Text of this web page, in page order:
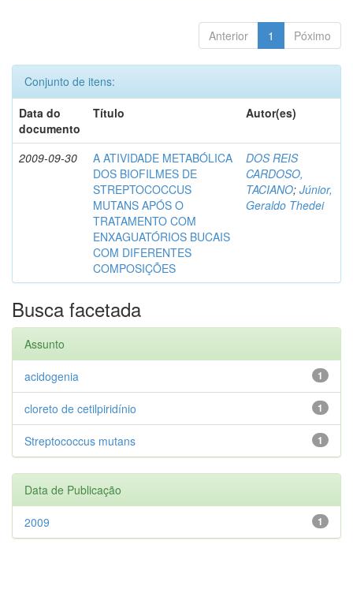
Anterior 1 Póximo
Conjunto de itens:
Data do
documento
Título Autor(es)
2009-09-30
A ATIVIDADE METABÓLICA
DOS BIOFILMES DE
STREPTOCOCCUS
MUTANS APÓS O
TRATAMENTO COM
ENXAGUATÓRIOS BUCAIS
COM DIFERENTES
COMPOSIÇÕES
DOS REIS
CARDOSO,
TACIANO; Júnior,
Geraldo Thedei
Busca facetada
Assunto
1
acidogenia
1
cloreto de cetilpiridínio
1
Streptococcus mutans
Data de Publicação
1
2009